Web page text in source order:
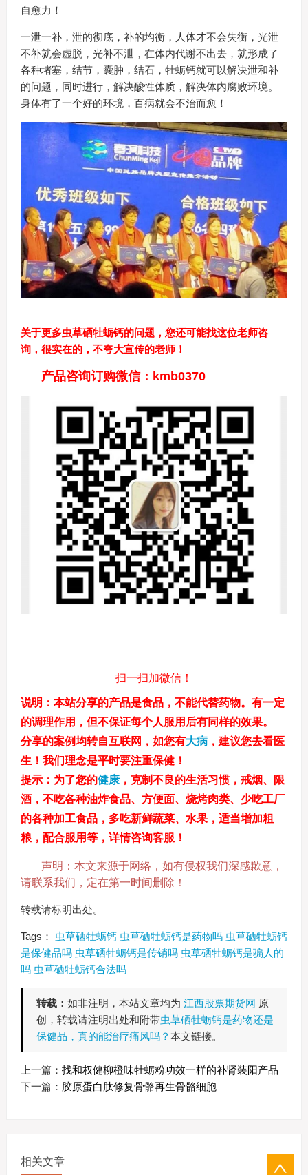
自愈力！
一泄一补，泄的彻底，补的均衡，人体才不会失衡，光泄
不补就会虚脱，光补不泄，在体内代谢不出去，就形成了
各种堵塞，结节，囊肿，结石，牡蛎钙就可以解决泄和补
的问题，同时进行，解决酸性体质，解决体内腐败环境。
身体有了一个好的环境，百病就会不治而愈！
关于更多虫草硒牡蛎钙的问题，您还可能找这位老师咨
询，很实在的，不夸大宣传的老师！
产品咨询订购微信：kmb0370
扫一扫加微信！
说明 ：本站分享的产品是食品，不能代替药物。有一定
的调理作用，但不保证每个人服用后有同样的效果。
分享的案例均转自互联网，如您有大病，建议您去看医
生！我们理念是平时要注重保健！
提示： 为了您的健康，克制不良的生活习惯，戒烟、限
酒，不吃各种油炸食品、方便面、烧烤肉类、少吃工厂
的各种加工食品，多吃新鲜蔬菜、水果，适当增加粗
粮，配合服用等，详情咨询客服！
声明：本文来源于网络，如有侵权我们深感歉意，
请联系我们，定在第一时间删除！
转载请标明出处。
Tags： 虫草硒牡蛎钙 虫草硒牡蛎钙是药物吗 虫草硒牡蛎钙
是保健品吗 虫草硒牡蛎钙是传销吗 虫草硒牡蛎钙是骗人的
吗 虫草硒牡蛎钙合法吗
转载： 如非注明，本站文章均为 江西股票期货网 原
创，转载请注明出处和附带虫草硒牡蛎钙是药物还是
保健品，真的能治疗痛风吗？ 本文链接。
上一篇： 找和权健柳橙味牡蛎粉功效一样的补肾装阳产品
下一篇： 胶原蛋白肽修复骨骼再生骨骼细胞
相关文章